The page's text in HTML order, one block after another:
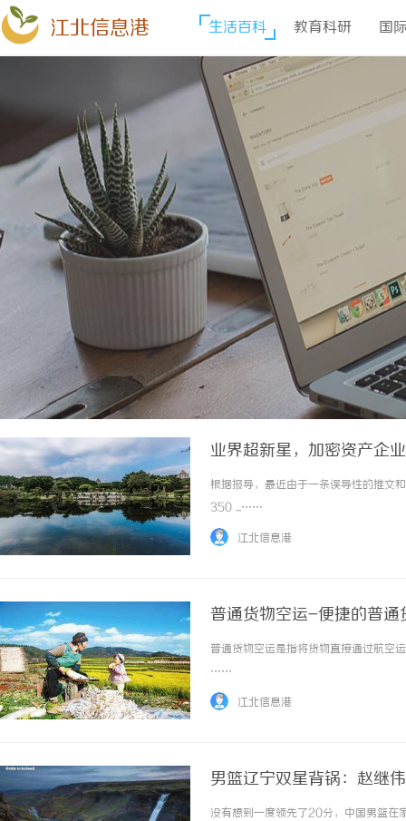
江北信息港 生活百科 教育科研 国
业界超新星，加密资产企
根据报导，最近由于一条误导性的推文
350 ...……
江北信息港
普通货物空运-便捷的普通
普通货物空运是指将货物直接通过航空
……
江北信息港
男篮辽宁双星背锅：赵继
没有想到一度领先了20分，中国男篮在